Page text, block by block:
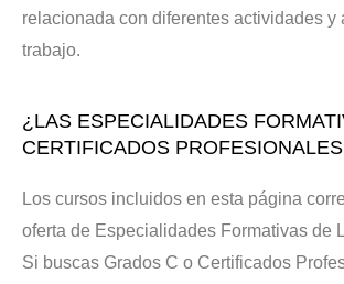
relacionada con diferentes actividades y
trabajo.
¿LAS ESPECIALIDADES
CERTIFICADOS
Los cursos incluidos en esta página
oferta de Especialidades Formativas de
Si buscas Grados C o Certificados